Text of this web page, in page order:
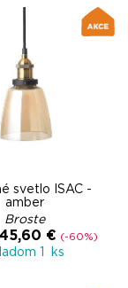
svetlo ISAC -
amber
Broste
45,60 € (-60%)
1 ks